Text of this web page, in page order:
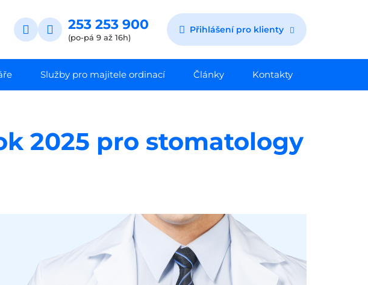
253 253 900
(po-pá 9 až 16h)
Přihlášení pro klienty
Služby pro majitele ordinací Články Kontakty
2025 pro stomatology